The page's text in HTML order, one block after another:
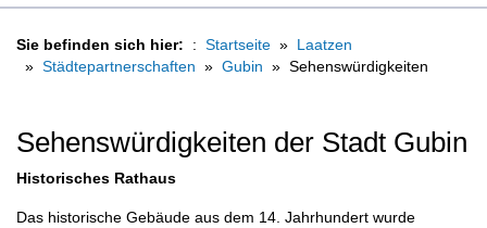
Sie befinden sich hier: Startseite
Laatzen
Städtepartnerschaften
Gubin Sehenswürdigkeiten
Sehenswürdigkeiten der Stadt Gubin
Historisches Rathaus
Das historische Gebäude aus dem 14. Jahrhundert wurde